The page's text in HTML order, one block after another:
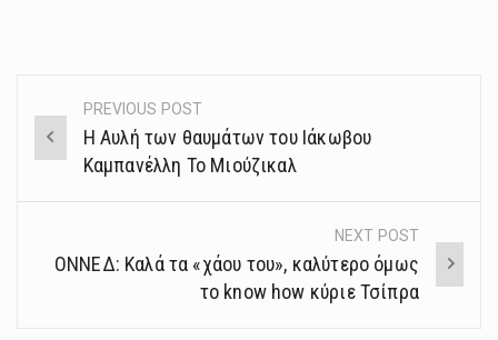
Post
navigation
PREVIOUS POST
Η Αυλή των θαυμάτων του Ιάκωβου
Καμπανέλλη Το Μιούζικαλ
NEXT POST
ΟΝΝΕΔ: Καλά τα «χάου του», καλύτερο όμως
το know how κύριε Τσίπρα